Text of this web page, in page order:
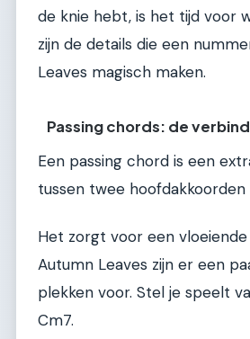
de knie hebt, is het tijd voor
zijn de details die een
Leaves magisch maken.
Passing chords: de
Een passing chord is een
tussen twee hoofdakkoorden
Het zorgt voor een
Autumn Leaves zijn er een
plekken voor. Stel je speelt
Cm7.